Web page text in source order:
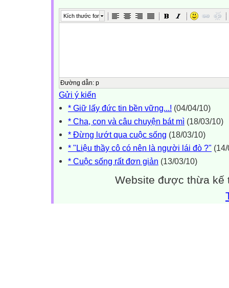
Kích thước font
Đường dẫn: p
Gửi ý kiến
* Giữ lấy đức tin bền vững...! (04/04/10)
* Cha, con và câu chuyện bát mì (18/03/10)
* Đừng lướt qua cuộc sống (18/03/10)
* "Liệu thầy cô có nên là người lái đò ?"
* Cuộc sống rất đơn giản (13/03/10)
Website được thừa